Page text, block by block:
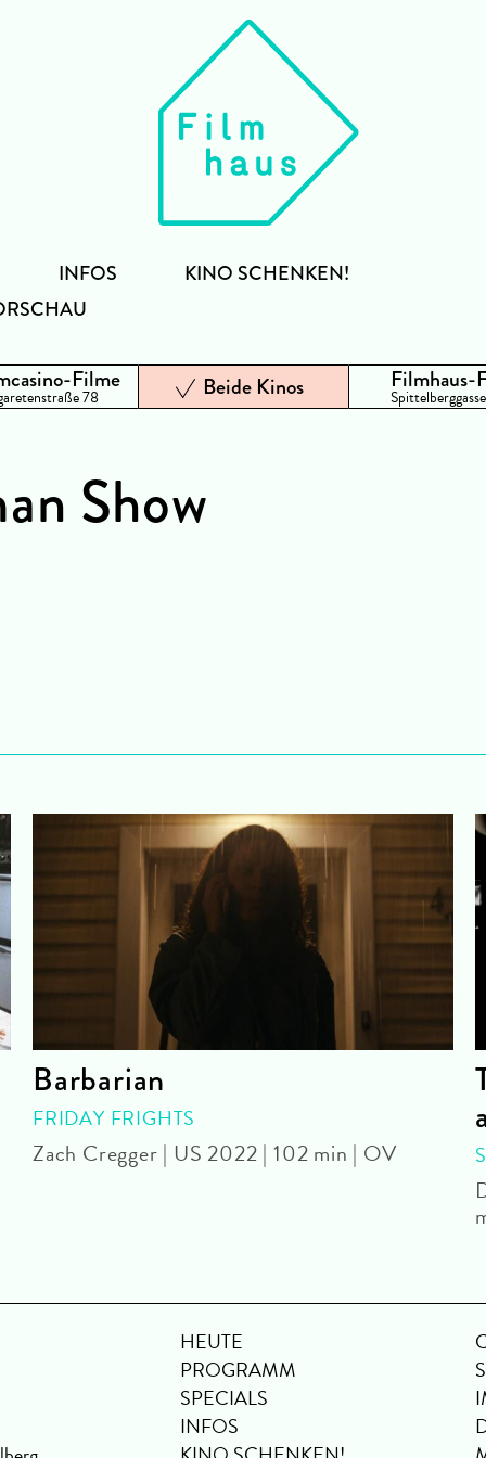
INFOS KINO SCHENKEN!
Filme
78 Beide Kinos Filmhaus-
Show
Barbarian
FRIDAY FRIGHTS
Zach Cregger | US 2022 | 102 min | OV
HEUTE
PROGRAMM
SPECIALS
INFOS